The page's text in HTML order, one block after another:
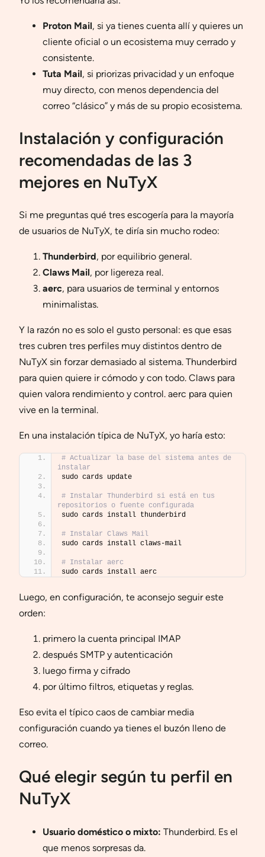
Proton Mail, si ya tienes cuenta allí y quieres un
cliente oficial o un ecosistema muy cerrado y
consistente.
Tuta Mail, si priorizas privacidad y un enfoque
muy directo, con menos dependencia del
correo “clásico” y más de su propio ecosistema.
Instalación y configuración
recomendadas de las 3
mejores en NuTyX
Si me preguntas qué tres escogería para la mayoría
de usuarios de NuTyX, te diría sin mucho rodeo:
Thunderbird, por equilibrio general.
Claws Mail, por ligereza real.
aerc, para usuarios de terminal y entornos
minimalistas.
Y la razón no es solo el gusto personal: es que esas
tres cubren tres perfiles muy distintos dentro de
NuTyX sin forzar demasiado al sistema. Thunderbird
para quien quiere ir cómodo y con todo. Claws para
quien valora rendimiento y control. aerc para quien
vive en la terminal.
En una instalación típica de NuTyX, yo haría esto:
# Actualizar la base del sistema antes de
instalar
sudo cards update
# Instalar Thunderbird si está en tus
repositorios o fuente configurada
sudo cards install thunderbird
# Instalar Claws Mail
sudo cards install claws-mail
# Instalar aerc
sudo cards install aerc
Luego, en configuración, te aconsejo seguir este
orden:
primero la cuenta principal IMAP
después SMTP y autenticación
luego firma y cifrado
por último filtros, etiquetas y reglas.
Eso evita el típico caos de cambiar media
configuración cuando ya tienes el buzón lleno de
correo.
Qué elegir según tu perfil en
NuTyX
Usuario doméstico o mixto: Thunderbird. Es el
que menos sorpresas da.